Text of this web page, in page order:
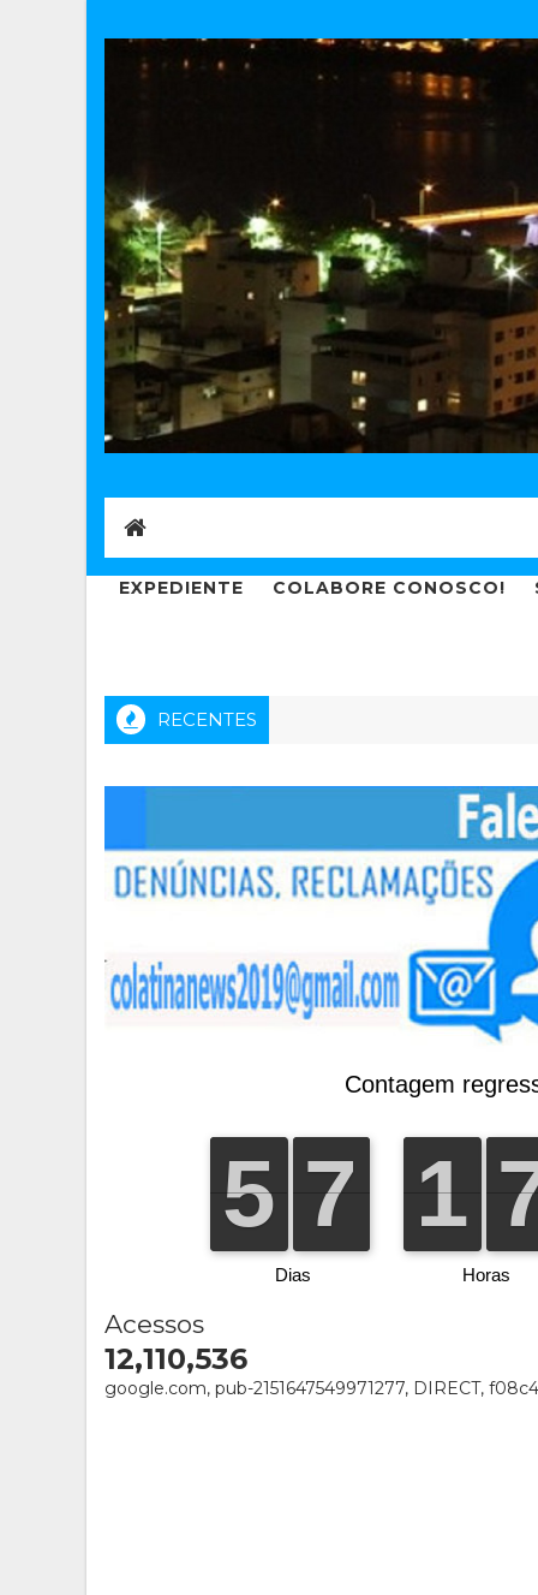
EXPEDIENTE COLABORE CONOSCO!
RECENTES
Acessos
12,110,536
google.com, pub-2151647549971277, DIRECT,